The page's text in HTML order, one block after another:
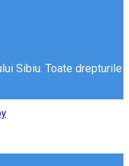
Sibiu. Toate drepturile